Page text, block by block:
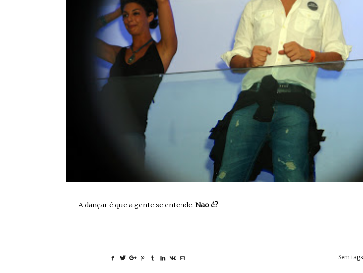
A dançar é que a gente se entende. Nao é?
Sem tags